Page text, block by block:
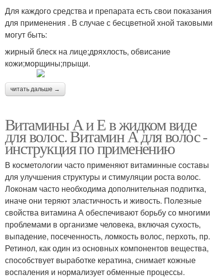
Для каждого средства и препарата есть свои показания
для применения . В случае с бесцветной хной таковыми
могут быть:
жирный блеск на лице;дряхлость, обвисание
кожи;морщины;прыщи.
читать дальше →
Витамины А и Е в жидком виде
для волос. Витамин А для волос -
инструкция по применению
В косметологии часто применяют витаминные составы
для улучшения структуры и стимуляции роста волос.
Локонам часто необходима дополнительная подпитка,
иначе они теряют эластичность и живость. Полезные
свойства витамина А обеспечивают борьбу со многими
проблемами в организме человека, включая сухость,
выпадение, посеченность, ломкость волос, перхоть, пр.
Ретинол, как один из основных компонентов вещества,
способствует выработке кератина, снимает кожные
воспаления и нормализует обменные процессы.